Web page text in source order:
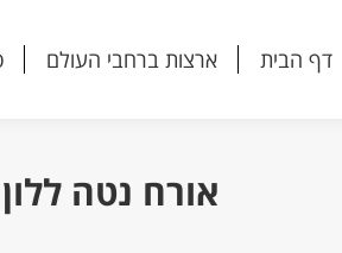
דף הבית ארצות ברחבי העולם
אורח נטה